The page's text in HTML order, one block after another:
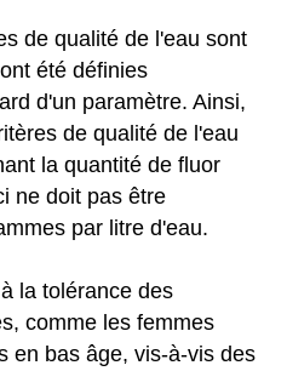
de qualité de l'eau sont
été définies
d'un paramètre. Ainsi,
de qualité de l'eau
la quantité de fluor
ne doit pas être
par litre d'eau.
la tolérance des
comme les femmes
en bas âge, vis-à-vis des